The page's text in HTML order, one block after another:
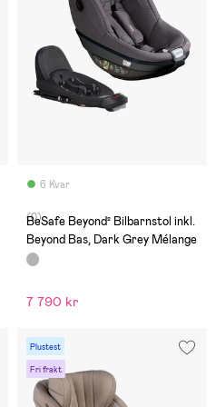
6 Kvar
(0)
BeSafe Beyond² Bilbarnstol inkl.
Beyond Bas, Dark Grey Mélange
7 790 kr
Plustest
Fri frakt